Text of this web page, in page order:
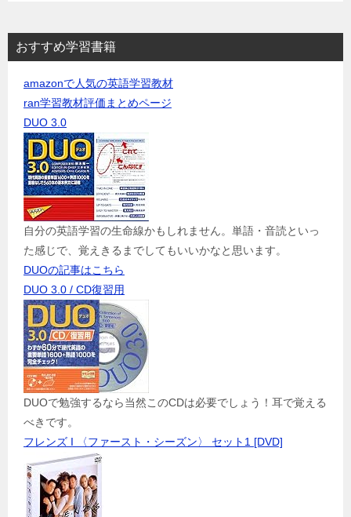
おすすめ学習書籍
amazonで人気の英語学習教材
ran学習教材評価まとめページ
DUO 3.0
自分の英語学習の生命線かもしれません。単語・音読といっ
た感じで、覚えきるまでしてもいいかなと思います。
DUOの記事はこちら
DUO 3.0 / CD復習用
DUOで勉強するなら当然このCDは必要でしょう！耳で覚える
べきです。
フレンズ I 〈ファースト・シーズン〉 セット1 [DVD]